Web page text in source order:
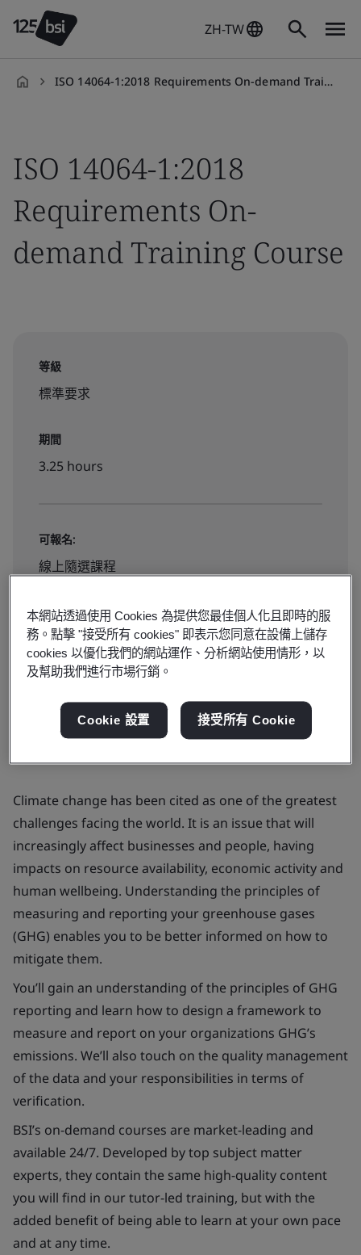
ZH-TW
ISO 14064-1:2018 Requirements On-demand Training Course
ISO 14064-1:2018
Requirements On-
demand Training Course
等級
標準要求
期間
3.25 hours
可報名:
線上隨選課程
NT$4000
Book your place
Climate change has been cited as one of the greatest
challenges facing the world. It is an issue that will
increasingly affect businesses and people, having
impacts on resource availability, economic activity and
human wellbeing. Understanding the principles of
measuring and reporting your greenhouse gases
(GHG) enables you to be better informed on how to
mitigate them.
You’ll gain an understanding of the principles of GHG
reporting and learn how to design a framework to
measure and report on your organizations GHG’s
emissions. We’ll also touch on the quality management
of the data and your responsibilities in terms of
verification.
BSI’s on-demand courses are market-leading and
available 24/7. Developed by top subject matter
experts, they contain the same high-quality content
you will find in our tutor-led training, but with the
added benefit of being able to learn at your own pace
and at any time.
本網站透過使用 Cookies 為提供您最佳個人化且即時的服
務。點擊 "接受所有 cookies" 即表示您同意在設備上儲存
cookies 以優化我們的網站運作、分析網站使用情形，以
及幫助我們進行市場行銷。
Cookie 設置 接受所有 Cookie